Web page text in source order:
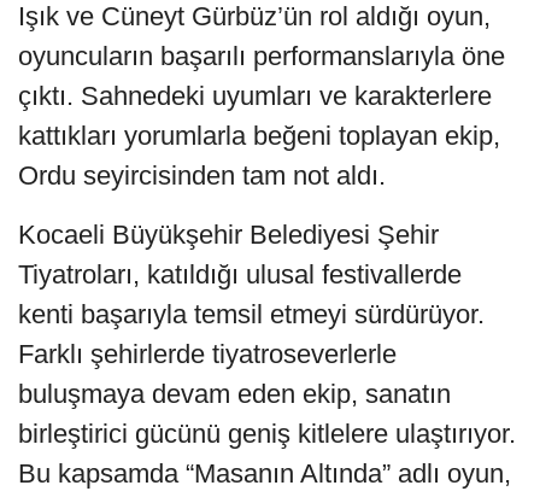
Işık ve Cüneyt Gürbüz’ün rol aldığı oyun,
oyuncuların başarılı performanslarıyla öne
çıktı. Sahnedeki uyumları ve karakterlere
kattıkları yorumlarla beğeni toplayan ekip,
Ordu seyircisinden tam not aldı.
Kocaeli Büyükşehir Belediyesi Şehir
Tiyatroları, katıldığı ulusal festivallerde
kenti başarıyla temsil etmeyi sürdürüyor.
Farklı şehirlerde tiyatroseverlerle
buluşmaya devam eden ekip, sanatın
birleştirici gücünü geniş kitlelere ulaştırıyor.
Bu kapsamda “Masanın Altında” adlı oyun,